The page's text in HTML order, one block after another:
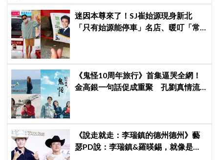
迷因本尊來了！SJ崔始源現身新北
「只有始源能停車」名店、暖叮「常
《鬼怪10周年旅行》首集逼哭全網！
金高銀一句話促成重聚 孔劉真情流
《說走就走：李瑞鎮的德州德州》藝
瑟PD說：李瑞鎮&羅暎錫，就像是浪